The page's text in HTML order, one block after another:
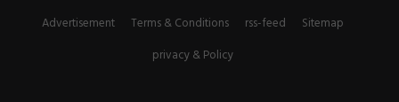
Advertisement
Terms & Conditions rss-feed
Sitemap
privacy & Policy